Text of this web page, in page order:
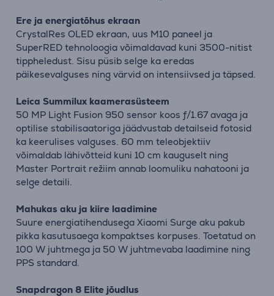
Ere ja energiatõhus ekraan
CrystalRes OLED ekraan, uus M10 paneel ja
SuperRED tehnoloogia võimaldavad kuni 3500-nitist
tippheledust. Sisu püsib selge ka eredas
päikesevalguses ning värvid on intensiivsed ja täpsed.
Leica Summilux kaamerasüsteem
50 MP Light Fusion 950 sensor koos ƒ/1.67 avaga ja
optilise stabilisaatoriga jäädvustab detailseid fotosid
ka keerulises valguses. 60 mm teleobjektiiv
võimaldab lähivõtteid kuni 10 cm kauguselt ning
Master Portrait režiim annab loomuliku nahatooni ja
selge detaili.
Mahukas aku ja kiire laadimine
Suure energiatihendusega Xiaomi Surge aku pakub
pikka kasutusaega kompaktses korpuses. Toetatud on
100 W juhtmega ja 50 W juhtmevaba laadimine ning
PPS standard.
Snapdragon 8 Elite jõudlus